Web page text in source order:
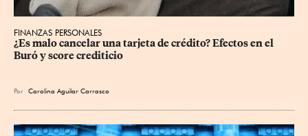
FINANZAS PERSONALES
¿Es malo cancelar una tarjeta de crédito? Efectos en el
Buró y score crediticio
Por Carolina Aguilar Carrasco